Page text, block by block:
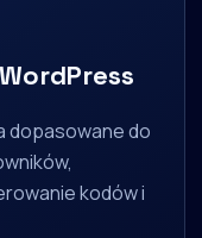
dopasowane do
kodów i